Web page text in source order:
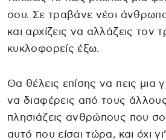
σου. Σε τραβάνε νέοι
και αρχίζεις να αλλάζεις τον
κυκλοφορείς έξω.
Θα θέλεις επίσης να πεις μια
να διαφέρεις από τους
πλησιάζεις ανθρώπους που
αυτό που είσαι τώρα, και όχι